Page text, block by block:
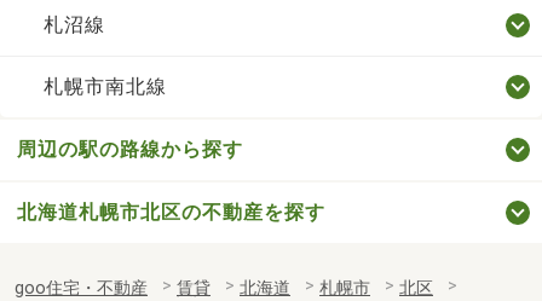
札沼線
札幌市南北線
周辺の駅の路線から探す
北海道札幌市北区の不動産を探す
goo住宅・不動産 賃貸 北海道 札幌市
北区